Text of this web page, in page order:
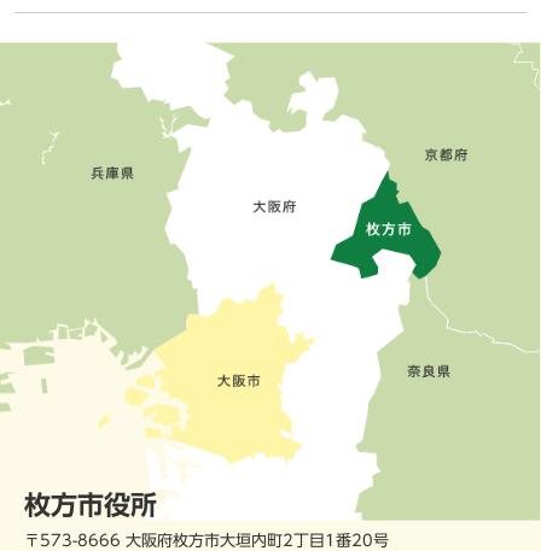
枚方市役所
〒573-8666 大阪府枚方市大垣内町2丁目1番20号